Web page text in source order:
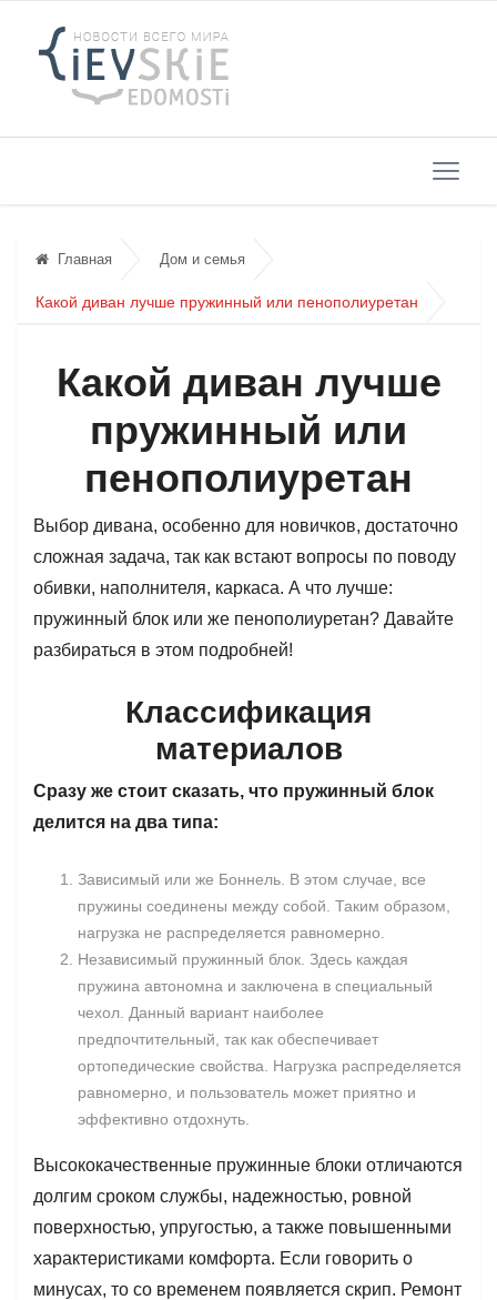
Главная Дом и семья
Какой диван лучше пружинный или пенополиуретан
Какой диван лучше
пружинный или
пенополиуретан
Выбор дивана, особенно для новичков, достаточно
сложная задача, так как встают вопросы по поводу
обивки, наполнителя, каркаса. А что лучше:
пружинный блок или же пенополиуретан? Давайте
разбираться в этом подробней!
Классификация
материалов
Сразу же стоит сказать, что пружинный блок
делится на два типа:
Зависимый или же Боннель. В этом случае, все
пружины соединены между собой. Таким образом,
нагрузка не распределяется равномерно.
Независимый пружинный блок. Здесь каждая
пружина автономна и заключена в специальный
чехол. Данный вариант наиболее
предпочтительный, так как обеспечивает
ортопедические свойства. Нагрузка распределяется
равномерно, и пользователь может приятно и
эффективно отдохнуть.
Высококачественные пружинные блоки отличаются
долгим сроком службы, надежностью, ровной
поверхностью, упругостью, а также повышенными
характеристиками комфорта. Если говорить о
минусах, то со временем появляется скрип. Ремонт